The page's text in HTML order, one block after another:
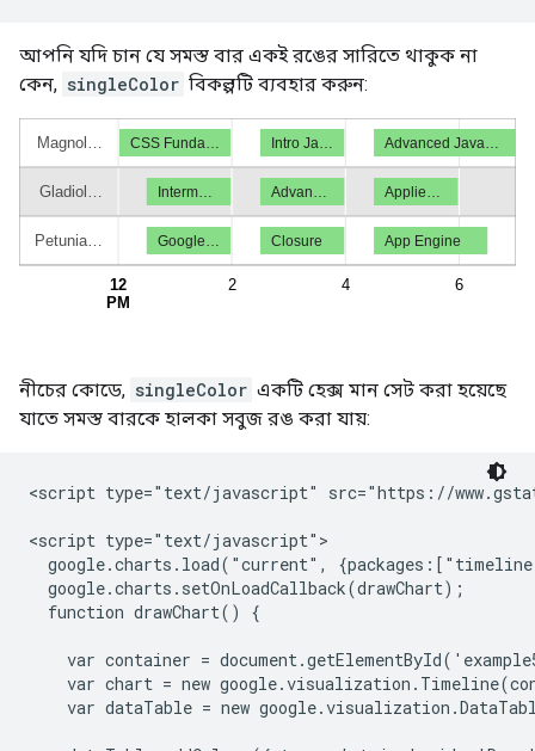
আপনি যদি চান যে সমস্ত বার একই রঙের সারিতে থাকুক না
কেন, singleColor বিকল্পটি ব্যবহার করুন:
নীচের কোডে, singleColor একটি হেক্স মান সেট করা হয়েছে
যাতে সমস্ত বারকে হালকা সবুজ রঙ করা যায়:
<script type="text/javascript" src="https://
<script type="text/javascript">
google.charts.load("current",
  google.charts.setOnLoadCallback(drawChart);
  function drawChart() {
var container =
var chart = new
var dataTable = new